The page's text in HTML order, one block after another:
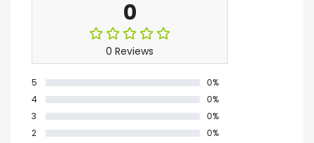
0
0 Reviews
5
0%
4
0%
3
0%
2
0%